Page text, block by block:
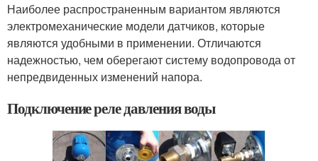
Наиболее распространенным вариантом являются
электромеханические модели датчиков, которые
являются удобными в применении. Отличаются
надежностью, чем оберегают систему водопровода от
непредвиденных изменений напора.
Подключение реле давления воды